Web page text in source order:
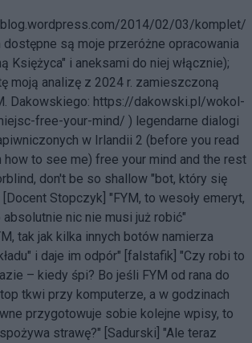
2014/02/03/komplet/
są moje przeróżne opracowania
Księżyca" i aneksami do niej włącznie);
moją analizę z 2024 r. zamieszczoną
Dakowskiego: https://dakowski.pl/wokol-
free-your-mind/ ) legendarne dialogi
w Irlandii 2 (before you read
how to see me) free your mind and the rest
don't be so shallow "bot, który się
[Docent Stopczyk] "FYM, to wesoły emeryt,
absolutnie nic nie musi już robić"
tak jak kilka innych botów namierza
i daje im odpór" [falstafik] "Czy robi to
– kiedy śpi? Bo jeśli FYM od rana do
tkwi przy komputerze, a w godzinach
przygotowuje sobie kolejne wpisy, to
strawę?" [Sadurski] "Ale teraz